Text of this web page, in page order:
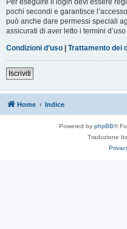
pochi secondi e garantisce
può anche dare permessi speciali
assicurati di aver letto i termini
Condizioni d’uso | Trattamento dei
Iscriviti
Home Indice
Powered by phpBB®
Traduzione